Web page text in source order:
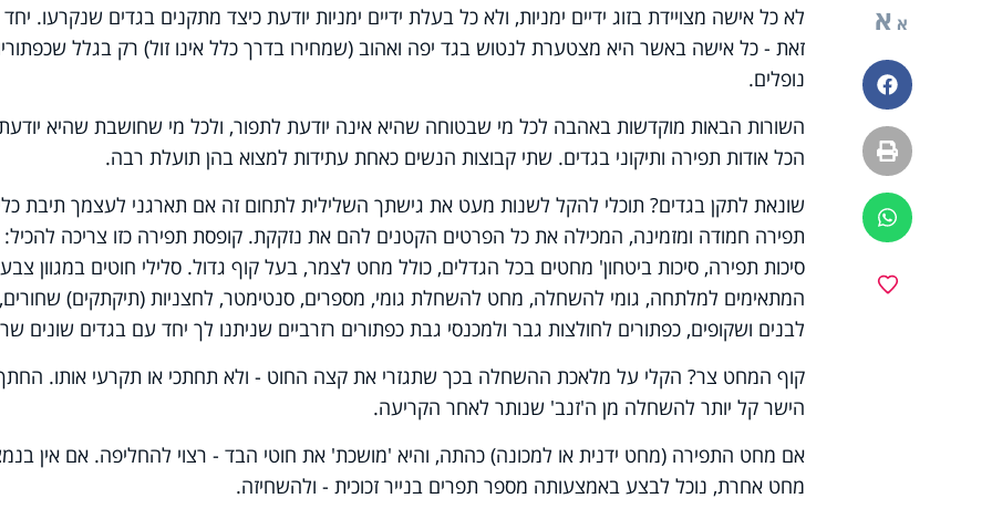
א א
פייסבוק
הדפסה
ווטסאפ
לא כל אישה מצויידת בזוג ידיים ימניות, ולא כל בעלת ידיים ימניות יודעת כיצד מתקנים בגדים שנקרעו.
זאת - כל אישה באשר היא מצטערת לנטוש בגד יפה ואהוב (שמחירו בדרך כלל אינו זול) רק בגלל
נופלים.
השורות הבאות מוקדשות באהבה לכל מי שבטוחה שהיא אינה יודעת לתפור, ולכל מי שחושבת שהיא
הכל אודות תפירה ותיקוני בגדים. שתי קבוצות הנשים כאחת עתידות למצוא בהן תועלת רבה.
שונאת לתקן בגדים? תוכלי להקל לשנות מעט את גישתך השלילית לתחום זה אם תארגני לעצמך תיבת
תפירה חמודה ומזמינה, המכילה את כל הפרטים הקטנים להם את נזקקת. קופסת תפירה כזו צריכה להכיל:
סיכות תפירה, סיכות ביטחון' מחטים בכל הגדלים, כולל מחט לצמר, בעל קוף גדול. סלילי חוטים במגוון
המתאימים למלתחה, גומי להשחלה, מחט להשחלת גומי, מספרים, סנטימטר, לחצניות (תיקתקים) שחורים,
לבנים ושקופים, כפתורים לחולצות גבר ולמכנסי גבת כפתורים רזרביים שניתנו לך יחד עם בגדים שונים
קוף המחט צר? הקלי על מלאכת ההשחלה בכך שתגזרי את קצה החוט - ולא תחתכי או תקרעי אותו.
הישר קל יותר להשחלה מן ה'זנב' שנותר לאחר הקריעה.
אם מחט התפירה (מחט ידנית או למכונה) כהתה, והיא 'מושכת' את חוטי הבד - רצוי להחליפה. אם אין
מחט אחרת, נוכל לבצע באמצעותה מספר תפרים בנייר זכוכית - ולהשחיזה.